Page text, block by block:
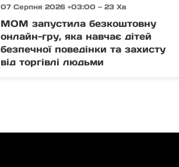
07 Серпня 2026 +03:00 — 23 Хв
МОМ запустила безкоштовну
онлайн-гру, яка навчає дітей
безпечної поведінки та захисту
від торгівлі людьми